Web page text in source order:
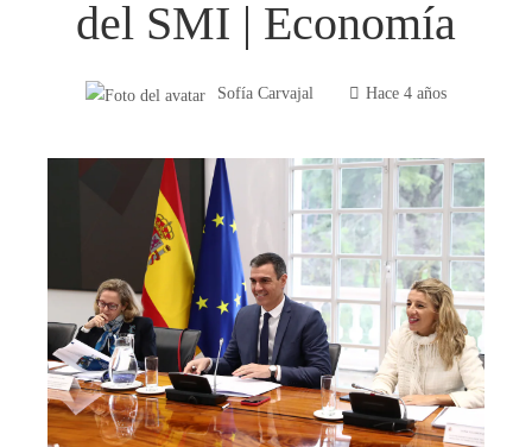
del SMI | Economía
Sofía Carvajal Hace 4 años